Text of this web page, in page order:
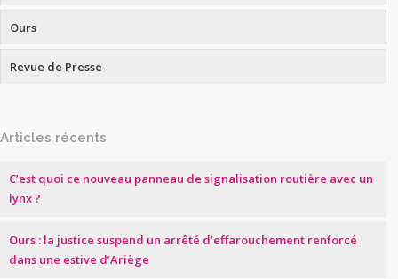
Ours
Revue de Presse
Articles récents
C’est quoi ce nouveau panneau de signalisation routière avec un
lynx ?
Ours : la justice suspend un arrêté d’effarouchement renforcé
dans une estive d’Ariège